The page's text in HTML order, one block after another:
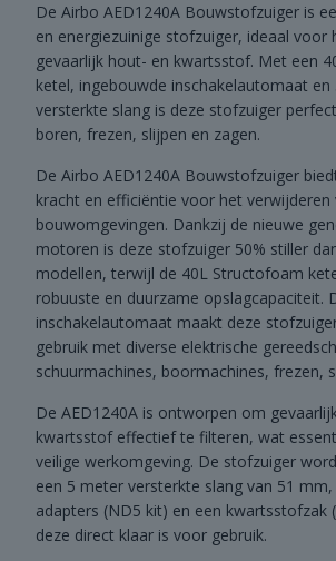
De Airbo AED1240A Bouwstofzuiger is
en energiezuinige stofzuiger, ideaal voor
gevaarlijk hout- en kwartsstof. Met een
ketel, ingebouwde inschakelautomaat
versterkte slang is deze stofzuiger
boren, frezen, slijpen en zagen.
De Airbo AED1240A Bouwstofzuiger
kracht en efficiëntie voor het verwijderen
bouwomgevingen. Dankzij de nieuwe
motoren is deze stofzuiger 50% stiller
modellen, terwijl de 40L Structofoam
robuuste en duurzame opslagcapaciteit.
inschakelautomaat maakt deze
gebruik met diverse elektrische
schuurmachines, boormachines, frezen,
De AED1240A is ontworpen om
kwartsstof effectief te filteren, wat
veilige werkomgeving. De stofzuiger
een 5 meter versterkte slang van 51
adapters (ND5 kit) en een kwartsstofzak
deze direct klaar is voor gebruik.